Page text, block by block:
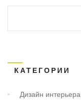
КАТЕГОРИИ
Дизайн интерьера